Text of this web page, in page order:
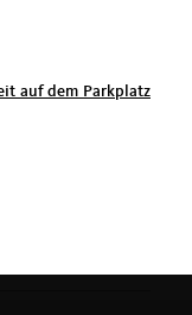
auf dem Parkplatz